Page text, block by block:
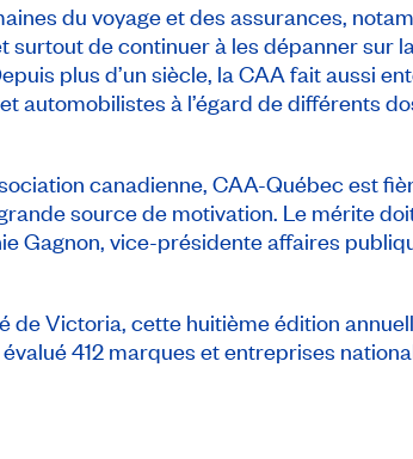
du voyage et des assurances,
de continuer à les dépanner sur
plus d’un siècle, la CAA fait aussi
automobilistes à l’égard de différents
canadienne, CAA-Québec est
source de motivation. Le mérite
Gagnon, vice-présidente affaires
de Victoria, cette huitième édition
412 marques et entreprises